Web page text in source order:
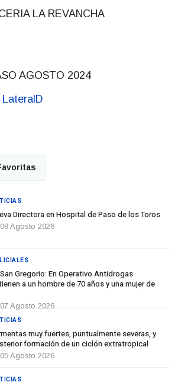
Directora en Hospital de Paso de los Toros
08 Agosto 2026
Gregorio: En Operativo Antidrogas
a un hombre de 70 años y una mujer de
07 Agosto 2026
muy fuertes, puntualmente severas, y
formación de un ciclón extratropical
05 Agosto 2026